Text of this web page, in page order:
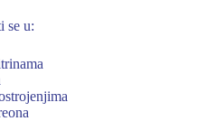
se u: